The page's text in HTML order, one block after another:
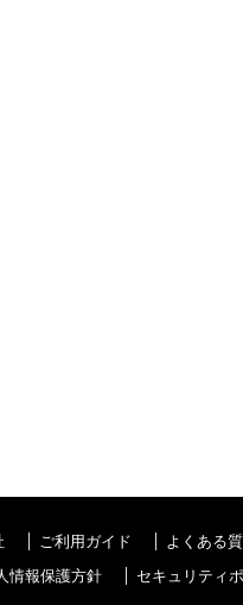
ご利用ガイド よくある
情報保護方針 セキュリティ